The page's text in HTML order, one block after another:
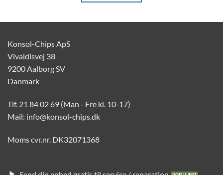
Konsol-Chips ApS
Vivaldisvej 38
9200 Aalborg SV
Danmark
Tlf. 21 84 02 69 (Man - Fre kl. 10-17)
Mail: info@konsol-chips.dk
Moms cvr.nr. DK32071368